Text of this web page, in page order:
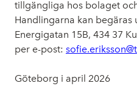
tillgängliga hos bolaget
Handlingarna kan begäras
Energigatan 15B, 434 37
per e-post:
Göteborg i april 2026